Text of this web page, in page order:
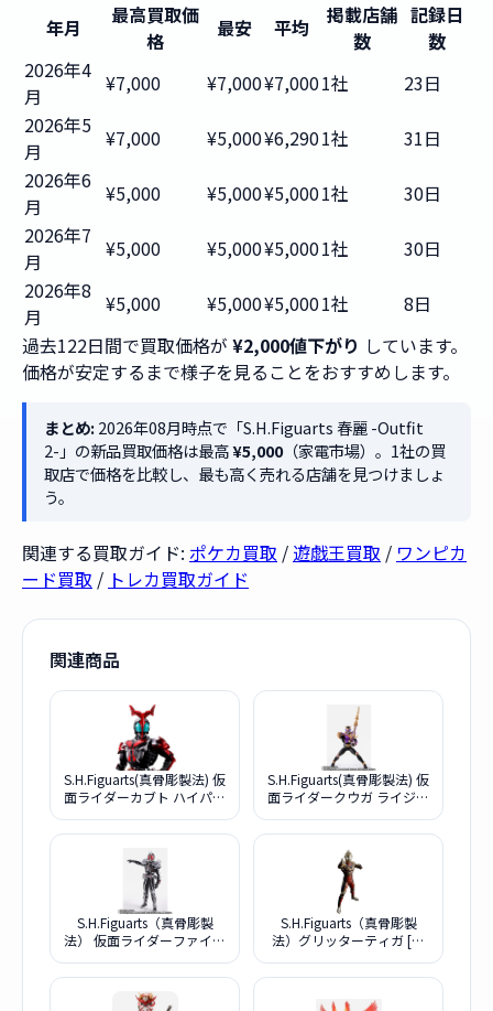
年月
最高買取価
格
最安 平均
掲載店舗
数
記録日
数
2026年4
月
¥7,000 ¥7,000¥7,0001社
23日
2026年5
月
¥7,000 ¥5,000¥6,2901社
31日
2026年6
月
¥5,000 ¥5,000¥5,0001社
30日
2026年7
月
¥5,000 ¥5,000¥5,0001社
30日
2026年8
月
¥5,000 ¥5,000¥5,0001社
8日
過去122日間で買取価格が ¥2,000値下がり しています。
価格が安定するまで様子を見ることをおすすめします。
まとめ:2026年08月時点で「S.H.Figuarts 春麗 -Outfit
2-」の新品買取価格は最高¥5,000（家電市場）。1社の買
取店で価格を比較し、最も高く売れる店舗を見つけましょ
う。
関連する買取ガイド: ポケカ買取 / 遊戯王買取 / ワンピカ
ード買取 / トレカ買取ガイド
関連商品
S.H.Figuarts(真骨彫製法) 仮
面ライダーカブト ハイパー
Anniversary Ver.
S.H.Figuarts(真骨彫製法) 仮
面ライダークウガ ライジン
S.H.Figuarts（真骨彫製
法） 仮面ライダーファイズ
S.H.Figuarts（真骨彫製
法）グリッターティガ [ウ